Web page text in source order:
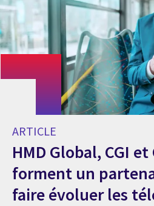
ARTICLE
HMD Global, CGI
forment un
faire évoluer les